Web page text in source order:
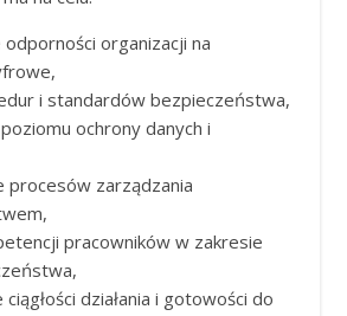
organizacji na
i standardów bezpieczeństwa,
ochrony danych i
procesów zarządzania
pracowników w zakresie
działania i gotowości do